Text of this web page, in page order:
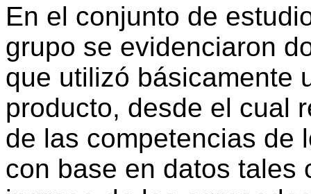
En el conjunto de
grupo se evidenciaron
que utilizó básicamente
producto, desde el cual
de las competencias de
con base en datos tales